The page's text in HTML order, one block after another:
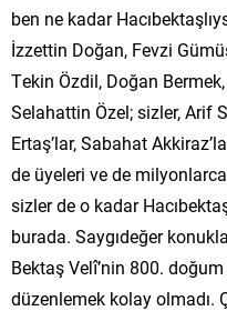
ben ne kadar
İzzettin Doğan, Fevzi
Tekin Özdil, Doğan
Selahattin Özel; sizler, Arif
Ertaş’lar, Sabahat
de üyeleri ve de
sizler de o kadar
burada. Saygıdeğer
Bektaş Velî’nin 800.
düzenlemek kolay olmadı.